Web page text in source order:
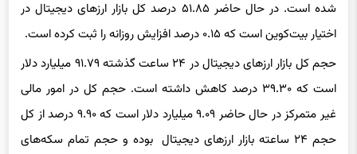
اختیار بیت‌کوین است که ۰.۱۵ درصد افزایش روزانه را ثبت کرده است.
حجم کل بازار ارزهای دیجیتال در ۲۴ ساعت گذشته ۹۱.۷۹ میلیارد دلار
است که ۳۹.۳۰ درصد کاهش داشته است. حجم کل در امور مالی
غیر متمرکز در حال حاضر ۹.۰۹ میلیارد دلار است که ۹.۹۰ درصد از کل
حجم ۲۴ ساعته بازار ارزهای دیجیتال بوده و حجم تمام سکه‌های
پایدار اکنون ۷۹.۲۶ میلیارد دلار است که ۸۶.۳۵ درصد از کل حجم ۲۴